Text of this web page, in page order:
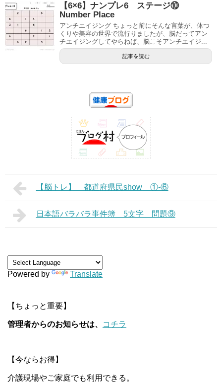
【6×6】ナンプレ6 ステージ⑩
Number Place
アンチエイジング ちょっと前にそんな言葉が、体つ
くりや美容の世界で流行りましたが、脳だってアン
チエイジングしてやらねば、脳こそアンチエイジ...
記事を読む
【脳トレ】 都道府県民show ①-⑥
日本語バラバラ事件簿 5文字 問題⑨
Powered by Translate
【ちょっと重要】
管理者からのお知らせは、 コチラ
【今ならお得】
介護現場やご家庭でも利用できる。